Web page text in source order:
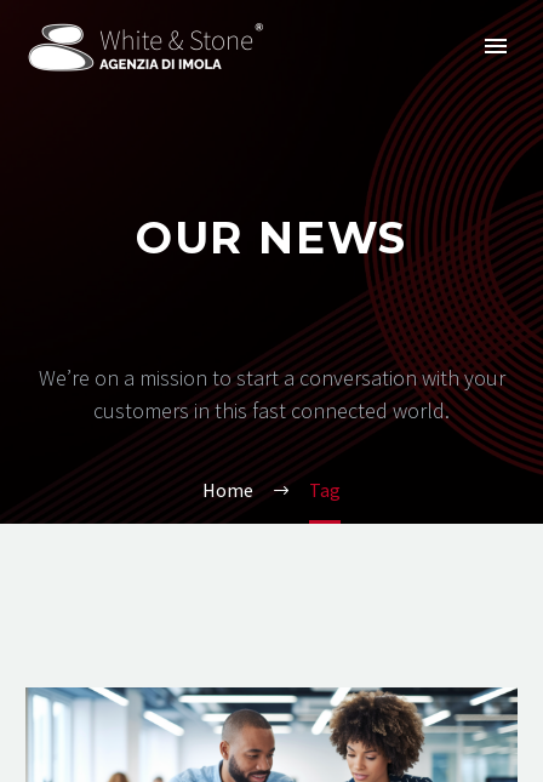
OUR NEWS
We’re on a mission to start a conversation with your
customers in this fast connected world.
Home Tag